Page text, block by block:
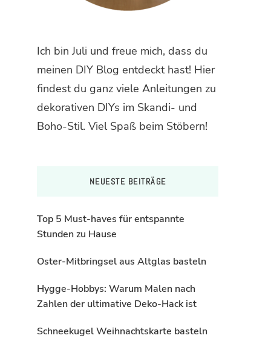
Ich bin Juli und freue mich, dass du
meinen DIY Blog entdeckt hast! Hier
findest du ganz viele Anleitungen zu
dekorativen DIYs im Skandi- und
Boho-Stil. Viel Spaß beim Stöbern!
NEUESTE BEITRÄGE
Top 5 Must-haves für entspannte
Stunden zu Hause
Oster-Mitbringsel aus Altglas basteln
Hygge-Hobbys: Warum Malen nach
Zahlen der ultimative Deko-Hack ist
Schneekugel Weihnachtskarte basteln